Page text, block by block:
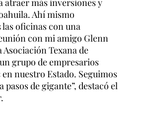
Ahí mismo
oficinas con una
con mi amigo Glenn
Asociación Texana de
grupo de empresarios
nuestro Estado. Seguimos
pasos de gigante”, destacó el